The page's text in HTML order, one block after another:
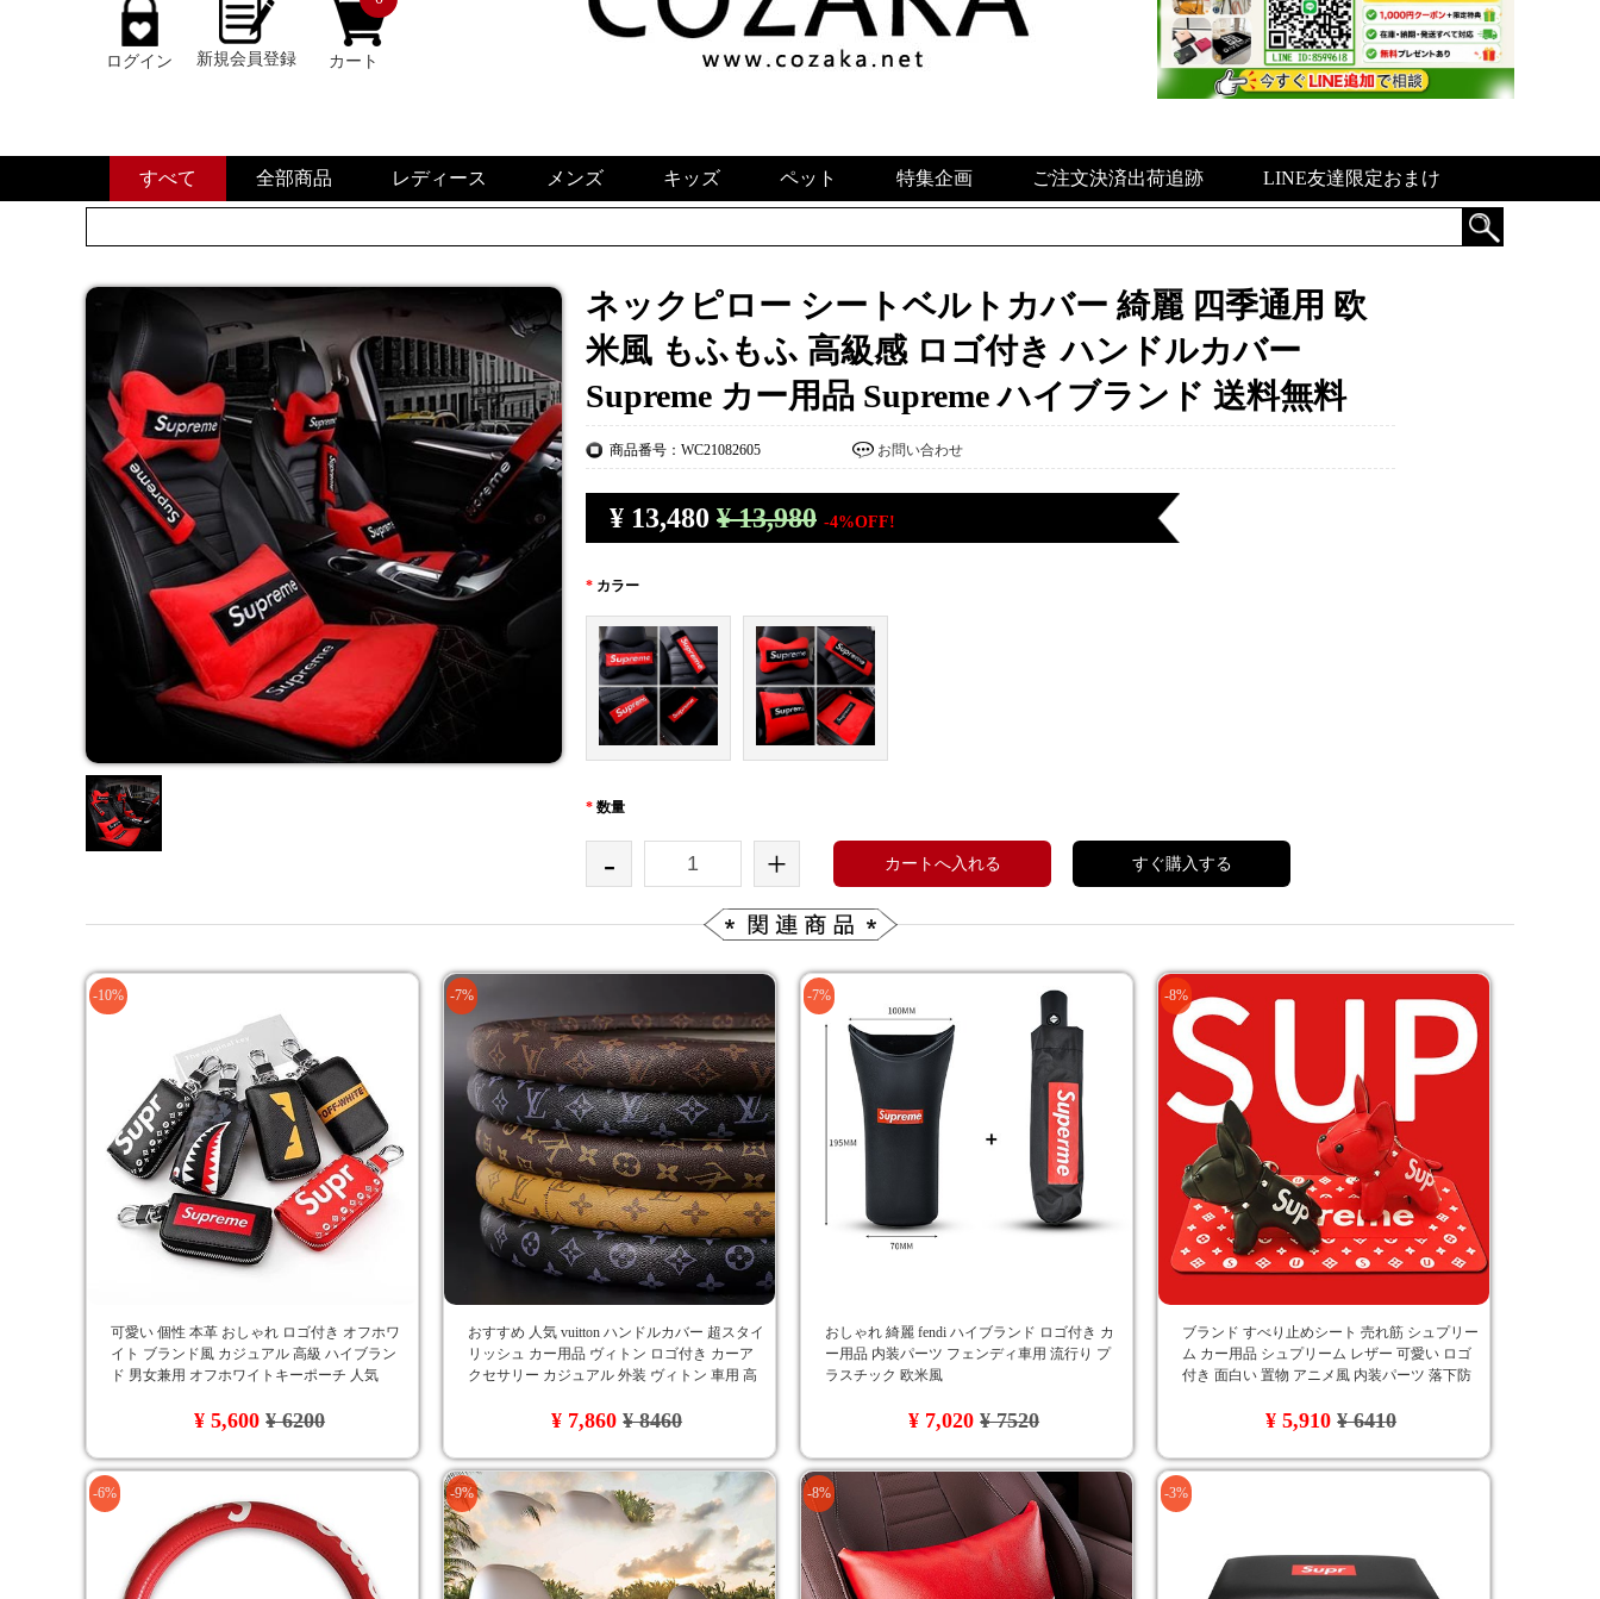
ログイン 新規会員登録 カート
すべて 全部商品 レディース メンズ キッズ ペット 特集企画 ご注文決済出荷追跡 LINE友達限定おまけ
ネックピロー シートベルトカバー 綺麗 四季通用 欧
米風 もふもふ 高級感 ロゴ付き ハンドルカバー
Supreme カー用品 Supreme ハイブランド 送料無料
商品番号：WC21082605 お問い合わせ
¥ 13,480 ¥ 13,980 -4%OFF!
* カラー
* 数量
- + カートへ入れる すぐ購入する
-10%
可愛い 個性 本革 おしゃれ ロゴ付き オフホワ
イト ブランド風 カジュアル 高級 ハイブラン
ド 男女兼用 オフホワイトキーポーチ 人気
¥ 5,600¥ 6200
-7%
おすすめ 人気 vuitton ハンドルカバー 超スタイ
リッシュ カー用品 ヴィトン ロゴ付き カーア
クセサリー カジュアル 外装 ヴィトン 車用 高
¥ 7,860¥ 8460
-7%
おしゃれ 綺麗 fendi ハイブランド ロゴ付き カ
ー用品 内装パーツ フェンディ車用 流行り プ
ラスチック 欧米風
¥ 7,020¥ 7520
-8%
ブランド すべり止めシート 売れ筋 シュプリー
ム カー用品 シュプリーム レザー 可愛い ロゴ
付き 面白い 置物 アニメ風 内装パーツ 落下防
¥ 5,910¥ 6410
-6% -9% -8% -3%